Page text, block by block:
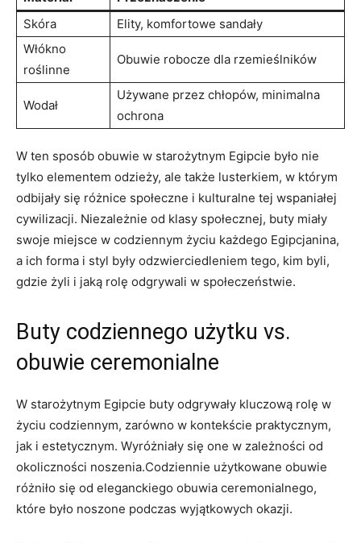
Skóra
Elity, komfortowe sandały
Włókno
roślinne
Obuwie robocze dla rzemieślników
Wodał
Używane przez chłopów, minimalna
ochrona
W ten sposób⁣ obuwie⁤ w starożytnym Egipcie ⁢było nie
tylko elementem ‍odzieży, ale także lusterkiem, w którym
⁣odbijały się różnice⁣ społeczne i kulturalne ​tej wspaniałej
cywilizacji. Niezależnie od klasy społecznej, buty miały
swoje miejsce w codziennym życiu każdego Egipcjanina,
⁢a ich forma i styl były odzwierciedleniem tego, kim byli,
gdzie żyli i jaką rolę odgrywali ⁢w społeczeństwie.
Buty codziennego użytku ⁣vs.
obuwie ⁤ceremonialne
W starożytnym Egipcie buty odgrywały​ kluczową ‌rolę w​
życiu codziennym, zarówno⁣ w kontekście praktycznym,
jak i⁢ estetycznym. Wyróżniały ⁢się one w zależności od
okoliczności noszenia.Codziennie użytkowane obuwie
różniło się od eleganckiego obuwia ceremonialnego,⁢
które było ⁤noszone podczas⁤ wyjątkowych okazji.